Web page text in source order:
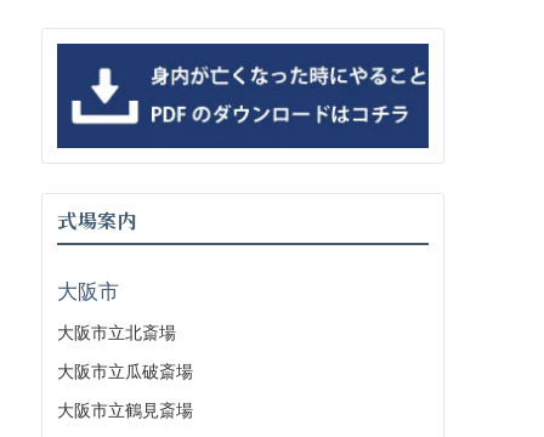
式場案内
大阪市
大阪市立北斎場
大阪市立瓜破斎場
大阪市立鶴見斎場